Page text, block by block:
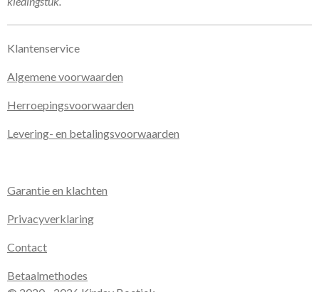
Klantenservice
Algemene voorwaarden
Herroepingsvoorwaarden
Levering- en betalingsvoorwaarden
Garantie en klachten
Privacyverklaring
Contact
Betaalmethodes